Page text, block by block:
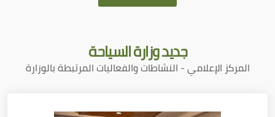
جديدوزارة السياحة
المركز الإعلامي - النشاطات والفعاليات المرتبطة بالوزارة